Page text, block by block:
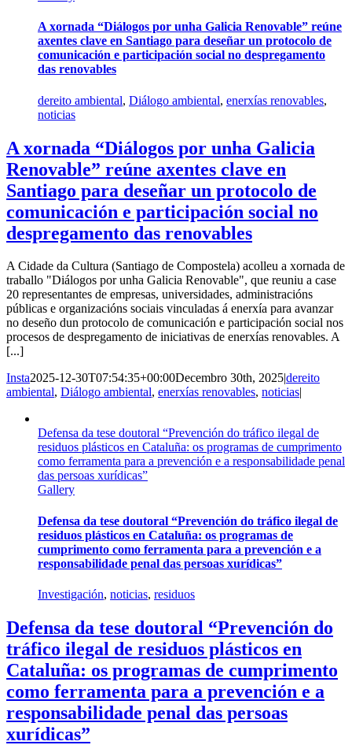
A xornada “Diálogos por unha Galicia Renovable” reúne
axentes clave en Santiago para deseñar un protocolo de
comunicación e participación social no despregamento
das renovables
dereito ambiental, Diálogo ambiental, enerxías renovables,
noticias
A xornada “Diálogos por unha Galicia
Renovable” reúne axentes clave en
Santiago para deseñar un protocolo de
comunicación e participación social no
despregamento das renovables
A Cidade da Cultura (Santiago de Compostela) acolleu a xornada de
traballo "Diálogos por unha Galicia Renovable", que reuniu a case
20 representantes de empresas, universidades, administracións
públicas e organizacións sociais vinculadas á enerxía para avanzar
no deseño dun protocolo de comunicación e participación social nos
procesos de despregamento de iniciativas de enerxías renovables. A
[...]
Insta2025-12-30T07:54:35+00:00Decembro 30th, 2025dereito
ambiental, Diálogo ambiental, enerxías renovables, noticias
Defensa da tese doutoral “Prevención do tráfico ilegal de
residuos plásticos en Cataluña: os programas de cumprimento
como ferramenta para a prevención e a responsabilidade penal
das persoas xurídicas”
Gallery
Defensa da tese doutoral “Prevención do tráfico ilegal de
residuos plásticos en Cataluña: os programas de
cumprimento como ferramenta para a prevención e a
responsabilidade penal das persoas xurídicas”
Investigación, noticias, residuos
Defensa da tese doutoral “Prevención do
tráfico ilegal de residuos plásticos en
Cataluña: os programas de cumprimento
como ferramenta para a prevención e a
responsabilidade penal das persoas
xurídicas”